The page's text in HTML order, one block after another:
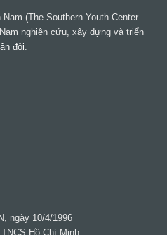
(The Southern Youth Center –
nghiên cứu, xây dựng và triển
đội.
ngày 10/4/1996
Hồ Chí Minh